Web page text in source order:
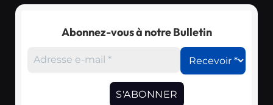
Abonnez-vous à notre Bulletin